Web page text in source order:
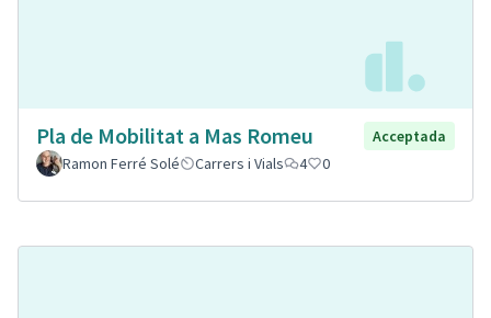
Pla de Mobilitat a Mas Romeu
Acceptada
Ramon Ferré Solé
Carrers i Vials 4 0